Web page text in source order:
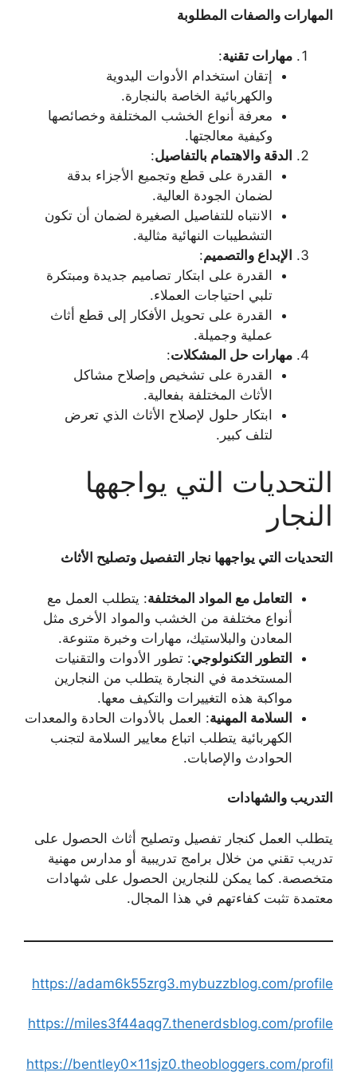
المهارات والصفات المطلوبة
مهارات تقنية:
إتقان استخدام الأدوات اليدوية
والكهربائية الخاصة بالنجارة.
معرفة أنواع الخشب المختلفة وخصائصها
وكيفية معالجتها.
الدقة والاهتمام بالتفاصيل:
القدرة على قطع وتجميع الأجزاء بدقة
لضمان الجودة العالية.
الانتباه للتفاصيل الصغيرة لضمان أن تكون
التشطيبات النهائية مثالية.
الإبداع والتصميم:
القدرة على ابتكار تصاميم جديدة ومبتكرة
تلبي احتياجات العملاء.
القدرة على تحويل الأفكار إلى قطع أثاث
عملية وجميلة.
مهارات حل المشكلات:
القدرة على تشخيص وإصلاح مشاكل
الأثاث المختلفة بفعالية.
ابتكار حلول لإصلاح الأثاث الذي تعرض
لتلف كبير.
التحديات التي يواجهها
النجار
التحديات التي يواجهها نجار التفصيل وتصليح الأثاث
التعامل مع المواد المختلفة: يتطلب العمل مع
أنواع مختلفة من الخشب والمواد الأخرى مثل
المعادن والبلاستيك، مهارات وخبرة متنوعة.
التطور التكنولوجي: تطور الأدوات والتقنيات
المستخدمة في النجارة يتطلب من النجارين
مواكبة هذه التغييرات والتكيف معها.
السلامة المهنية: العمل بالأدوات الحادة والمعدات
الكهربائية يتطلب اتباع معايير السلامة لتجنب
الحوادث والإصابات.
التدريب والشهادات
يتطلب العمل كنجار تفصيل وتصليح أثاث الحصول على
تدريب تقني من خلال برامج تدريبية أو مدارس مهنية
متخصصة. كما يمكن للنجارين الحصول على شهادات
معتمدة تثبت كفاءتهم في هذا المجال.
https://adam6k55zrg3.mybuzzblog.com/profile
https://miles3f44aqg7.thenerdsblog.com/profile
https://bentley0x11sjz0.theobloggers.com/profil